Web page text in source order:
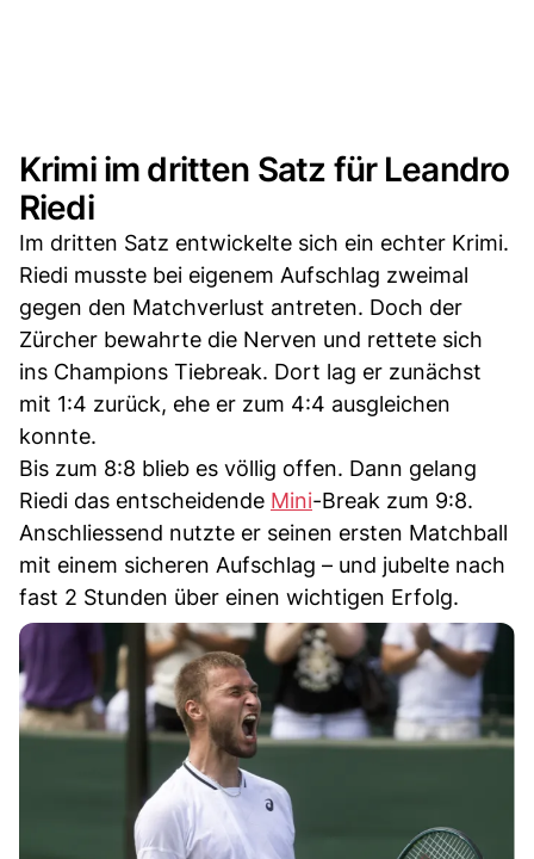
Krimi im dritten Satz für Leandro
Riedi
Im dritten Satz entwickelte sich ein echter Krimi.
Riedi musste bei eigenem Aufschlag zweimal
gegen den Matchverlust antreten. Doch der
Zürcher bewahrte die Nerven und rettete sich
ins Champions Tiebreak. Dort lag er zunächst
mit 1:4 zurück, ehe er zum 4:4 ausgleichen
konnte.
Bis zum 8:8 blieb es völlig offen. Dann gelang
Riedi das entscheidende Mini-Break zum 9:8.
Anschliessend nutzte er seinen ersten Matchball
mit einem sicheren Aufschlag – und jubelte nach
fast 2 Stunden über einen wichtigen Erfolg.